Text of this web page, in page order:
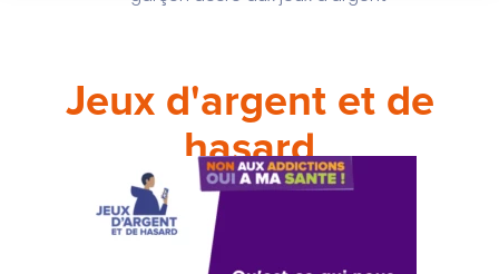
Jeux d'argent et de
hasard